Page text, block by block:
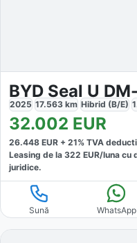
BYD Seal U
2025 17.563 km Hibrid (B/E)
32.002 EUR
26.448 EUR + 21% TVA
Leasing de la 322 EUR/luna cu
juridice.
Sună WhatsApp